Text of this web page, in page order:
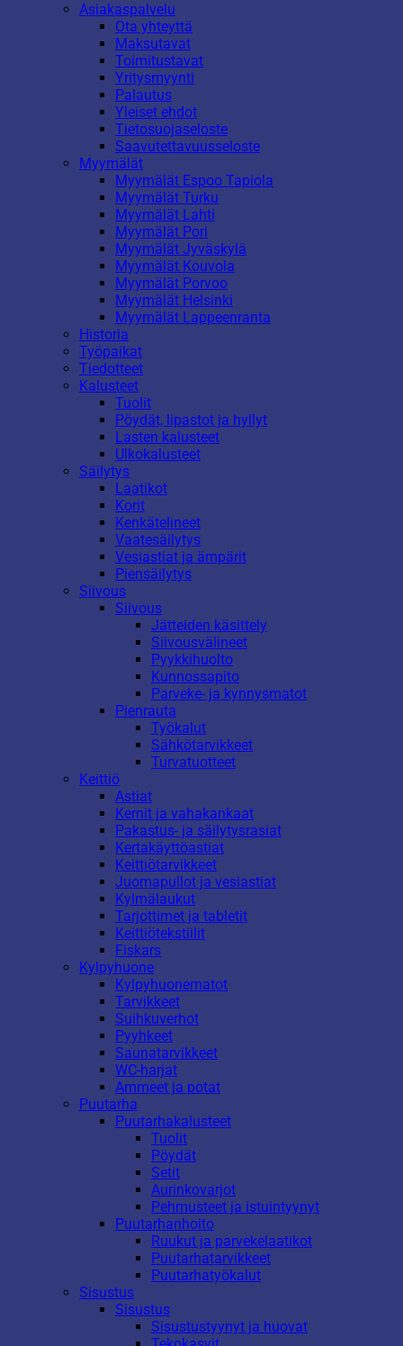
Asiakaspalvelu
Ota yhteyttä
Maksutavat
Toimitustavat
Yritysmyynti
Palautus
Yleiset ehdot
Tietosuojaseloste
Saavutettavuusseloste
Myymälät
Myymälät Espoo Tapiola
Myymälät Turku
Myymälät Lahti
Myymälät Pori
Myymälät Jyväskylä
Myymälät Kouvola
Myymälät Porvoo
Myymälät Helsinki
Myymälät Lappeenranta
Historia
Työpaikat
Tiedotteet
Kalusteet
Tuolit
Pöydät, lipastot ja hyllyt
Lasten kalusteet
Ulkokalusteet
Säilytys
Laatikot
Korit
Kenkätelineet
Vaatesäilytys
Vesiastiat ja ämpärit
Piensäilytys
Siivous
Siivous
Jätteiden käsittely
Siivousvälineet
Pyykkihuolto
Kunnossapito
Parveke- ja kynnysmatot
Pienrauta
Työkalut
Sähkötarvikkeet
Turvatuotteet
Keittiö
Astiat
Kernit ja vahakankaat
Pakastus- ja säilytysrasiat
Kertakäyttöastiat
Keittiötarvikkeet
Juomapullot ja vesiastiat
Kylmälaukut
Tarjottimet ja tabletit
Keittiötekstiilit
Fiskars
Kylpyhuone
Kylpyhuonematot
Tarvikkeet
Suihkuverhot
Pyyhkeet
Saunatarvikkeet
WC-harjat
Ammeet ja potat
Puutarha
Puutarhakalusteet
Tuolit
Pöydät
Setit
Aurinkovarjot
Pehmusteet ja istuintyynyt
Puutarhanhoito
Ruukut ja parvekelaatikot
Puutarhatarvikkeet
Puutarhatyökalut
Sisustus
Sisustus
Sisustustyynyt ja huovat